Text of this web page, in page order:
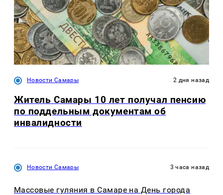
Новости Самары 2 дня назад
Житель Самары 10 лет получал пенсию
по поддельным документам об
инвалидности
Новости Самары 3 часа назад
Массовые гуляния в Самаре на День города